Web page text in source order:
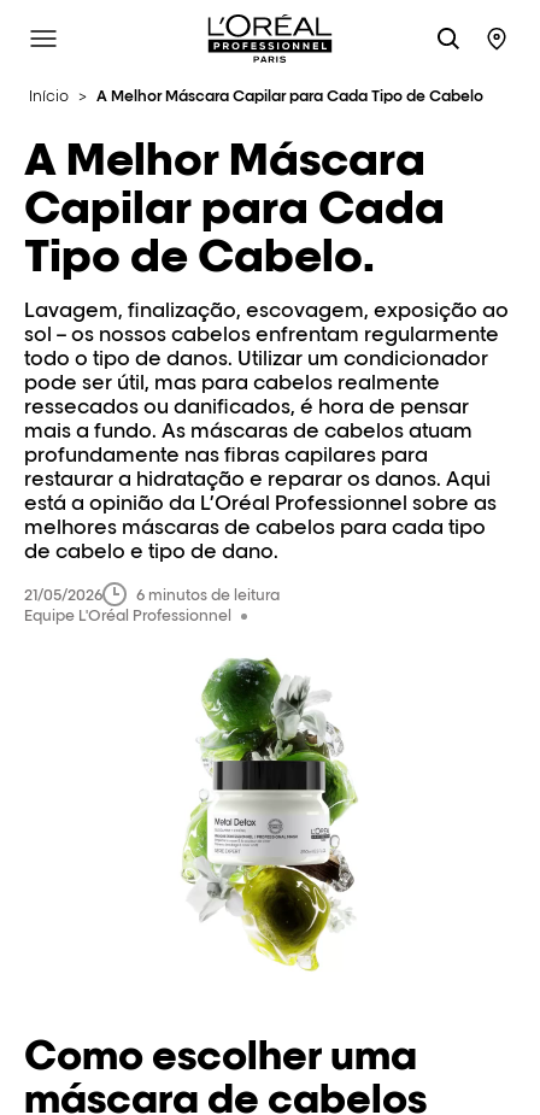
L'Oréal Professionnel Paris
Site Menu
Início > A Melhor Máscara Capilar para Cada Tipo de Cabelo
A Melhor Máscara
Capilar para Cada
Tipo de Cabelo.
Lavagem, finalização, escovagem, exposição ao
sol – os nossos cabelos enfrentam regularmente
todo o tipo de danos. Utilizar um condicionador
pode ser útil, mas para cabelos realmente
ressecados ou danificados, é hora de pensar
mais a fundo. As máscaras de cabelos atuam
profundamente nas fibras capilares para
restaurar a hidratação e reparar os danos. Aqui
está a opinião da L’Oréal Professionnel sobre as
melhores máscaras de cabelos para cada tipo
de cabelo e tipo de dano.
6 minutos de leitura
Equipe L'Oréal Professionnel
21/05/2026
Como escolher uma
máscara de cabelos